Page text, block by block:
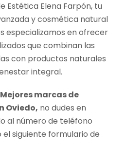
Estética Elena Farpón, tu
y cosmética natural
especializamos en ofrecer
que combinan las
con productos naturales
integral.
Mejores marcas de
Oviedo, no dudes en
al número de teléfono
siguiente formulario de